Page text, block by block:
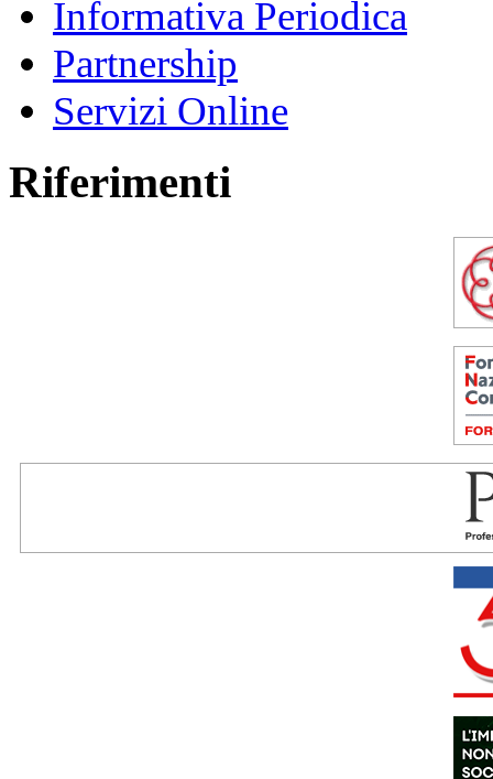
Informativa Periodica
Partnership
Servizi Online
Riferimenti